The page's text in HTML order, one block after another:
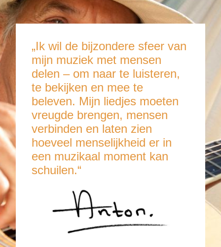
„Ik wil de bijzondere sfeer van
mijn muziek met mensen
delen – om naar te luisteren,
te bekijken en mee te
beleven. Mijn liedjes moeten
vreugde brengen, mensen
verbinden en laten zien
hoeveel menselijkheid er in
een muzikaal moment kan
schuilen.“